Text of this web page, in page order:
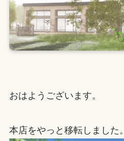
おはようございます。
本店をやっと移転しました。